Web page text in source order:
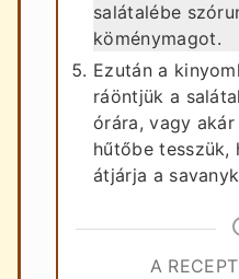
salátalébe
köménymagot.
Ezután a
ráöntjük a
órára, vagy
hűtőbe tesszük,
átjárja a
A